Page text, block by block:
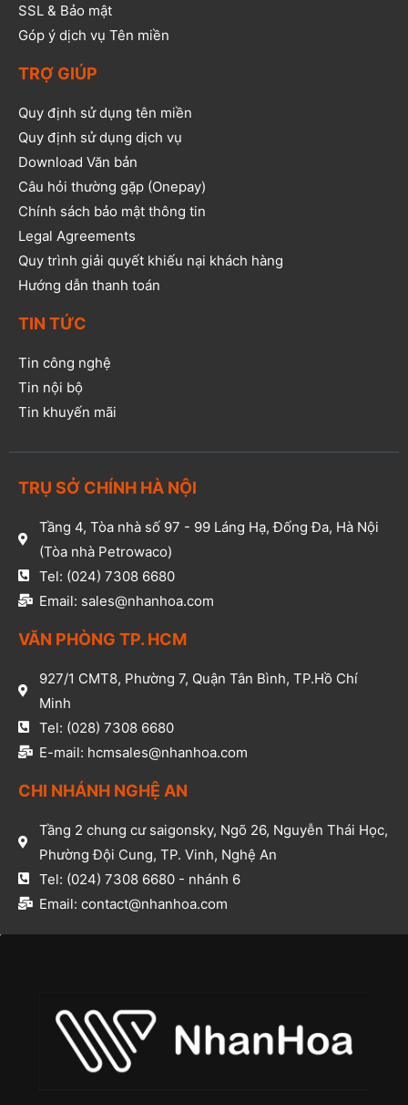
SSL & Bảo mật
Góp ý dịch vụ Tên miền
TRỢ GIÚP
Quy định sử dụng tên miền
Quy định sử dụng dịch vụ
Download Văn bản
Câu hỏi thường gặp (Onepay)
Chính sách bảo mật thông tin
Legal Agreements
Quy trình giải quyết khiếu nại khách hàng
Hướng dẫn thanh toán
TIN TỨC
Tin công nghệ
Tin nội bộ
Tin khuyến mãi
TRỤ SỞ CHÍNH HÀ NỘI
Tầng 4, Tòa nhà số 97 - 99 Láng Hạ, Đống Đa, Hà Nội
(Tòa nhà Petrowaco)
Tel: (024) 7308 6680
Email: sales@nhanhoa.com
VĂN PHÒNG TP. HCM​
927/1 CMT8, Phường 7, Quận Tân Bình, TP.Hồ Chí
Minh​
Tel: (028) 7308 6680​
E-mail: hcmsales@nhanhoa.com​
CHI NHÁNH NGHỆ AN​
Tầng 2 chung cư saigonsky, Ngõ 26, Nguyễn Thái Học,
Phường Đội Cung, TP. Vinh, Nghệ An​
Tel: (024) 7308 6680 - nhánh 6​
Email: contact@nhanhoa.com​